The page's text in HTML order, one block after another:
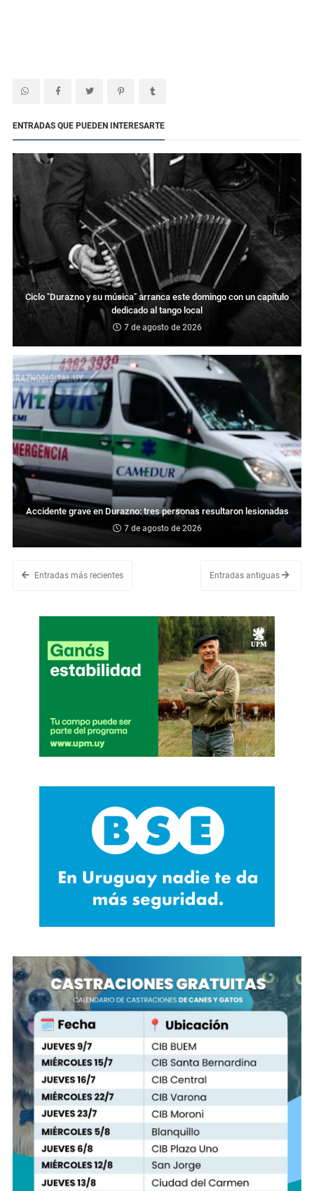
ENTRADAS QUE PUEDEN INTERESARTE
Ciclo "Durazno y su música" arranca este domingo con un capítulo
dedicado al tango local
7 de agosto de 2026
Accidente grave en Durazno: tres personas resultaron lesionadas
7 de agosto de 2026
Entradas más recientes Entradas antiguas